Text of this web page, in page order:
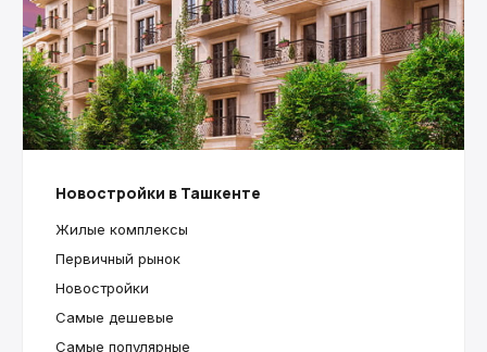
Новостройки в Ташкенте
Жилые комплексы
Первичный рынок
Новостройки
Самые дешевые
Самые популярные